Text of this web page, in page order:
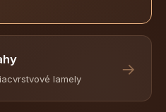
lamely
→